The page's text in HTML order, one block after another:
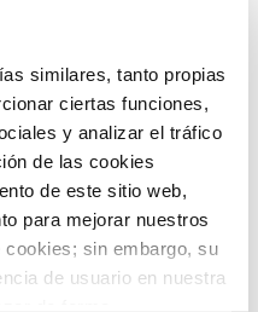
similares, tanto propias
ciertas funciones,
y analizar el tráfico
de las cookies
de este sitio web,
para mejorar nuestros
sin embargo, su
de usuario en nuestra